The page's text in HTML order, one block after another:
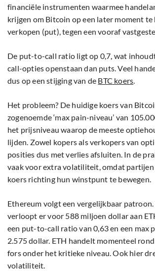
financiële instrumenten waarmee
krijgen om Bitcoin op een later moment te
verkopen (put), tegen een vooraf
De put-to-call ratio ligt op 0,7, wat
call-opties openstaan dan puts. Veel
dus op een stijging van de BTC koers.
Het probleem? De huidige koers van
zogenoemde ‘max pain-niveau’ van
het prijsniveau waarop de meeste
lijden. Zowel kopers als verkopers van
posities dus met verlies afsluiten. In de
vaak voor extra volatiliteit, omdat
koers richting hun winstpunt te bewegen.
Ethereum volgt een vergelijkbaar patroon.
verloopt er voor 588 miljoen dollar aan
een put-to-call ratio van 0,63 en een max
2.575 dollar. ETH handelt momenteel
fors onder het kritieke niveau. Ook hier
volatiliteit.